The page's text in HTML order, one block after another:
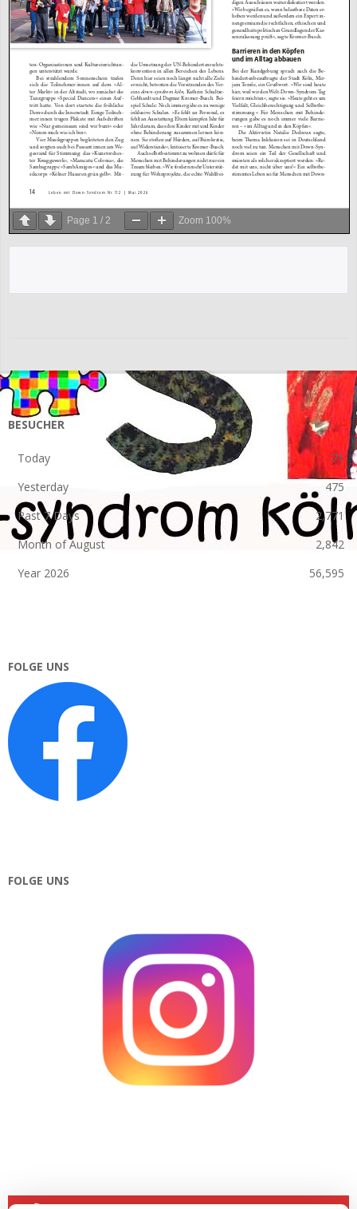
Page 1 / 2 Zoom 100%
15
BESUCHER
Today
71
Yesterday
475
Past 7 Days
2,771
Month of August
2,842
Year 2026
56,595
FOLGE UNS
FOLGE UNS